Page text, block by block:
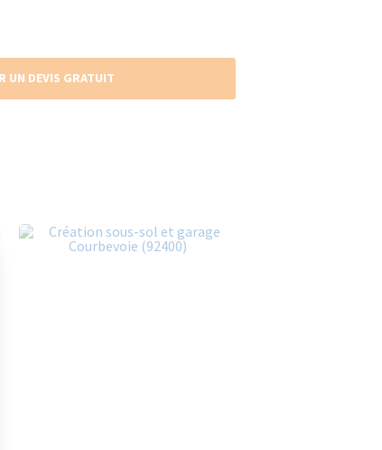
UN DEVIS GRATUIT
vos Options